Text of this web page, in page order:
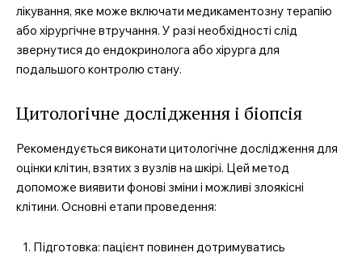
Company
Контакти
Підписка
Мій акаунт
Медичні книги
лікування, яке може включати медикаментозну терапію
або хірургічне втручання. У разі необхідності слід
звернутися до ендокринолога або хірурга для
подальшого контролю стану.
Цитологічне дослідження і біопсія
Рекомендується виконати цитологічне дослідження для
оцінки клітин, взятих з вузлів на шкірі. Цей метод
допоможе виявити фонові зміни і можливі злоякісні
клітини. Основні етапи проведення:
Підготовка: пацієнт повинен дотримуватись